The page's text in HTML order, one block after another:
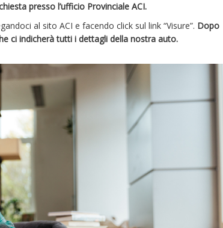
presso l’ufficio Provinciale ACI.
al sito ACI e facendo click sul link “Visure”. Dopo
ci indicherà tutti i dettagli della nostra auto.